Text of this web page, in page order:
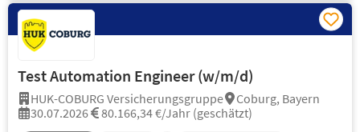
Test Automation Engineer (w/m/d)
HUK-COBURG Versicherungsgruppe
Coburg, Bayern
30.07.2026
80.166,34 €/Jahr (geschätzt)